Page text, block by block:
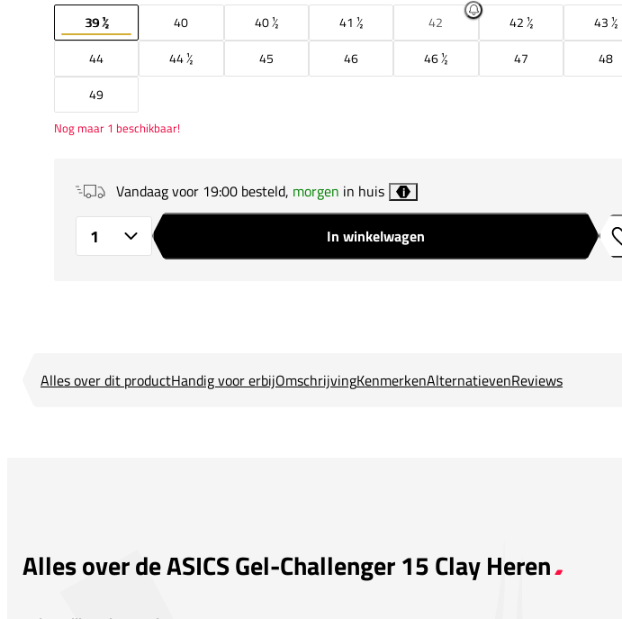
39 ½ 40 40 ½ 41 ½ 42 42 ½
43 ½
44
44 ½ 45 46 46 ½ 47
48
49
Nog maar 1 beschikbaar!
Vandaag voor 19:00 besteld, morgen in huis i
In winkelwagen
Alles over dit productHandig voor erbijOmschrijvingKenmerkenAlternatievenReviews
Alles over de ASICS Gel-Challenger 15 Clay Heren